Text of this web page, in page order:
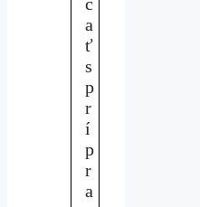
a
ť
s
p
r
í
p
r
a